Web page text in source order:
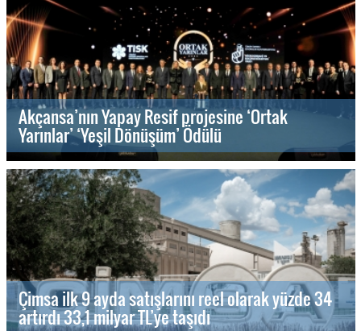
Akçansa’nın Yapay Resif projesine ‘Ortak
Yarınlar’ ‘Yeşil Dönüşüm’ Ödülü
Çimsa ilk 9 ayda satışlarını reel olarak yüzde 34
artırdı 33,1 milyar TL’ye taşıdı